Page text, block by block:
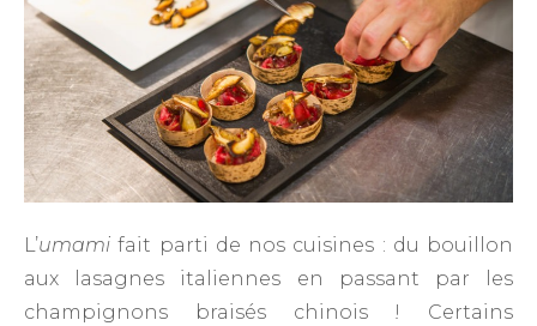
L’umami fait parti de nos cuisines : du bouillon
aux lasagnes italiennes en passant par les
champignons braisés chinois ! Certains